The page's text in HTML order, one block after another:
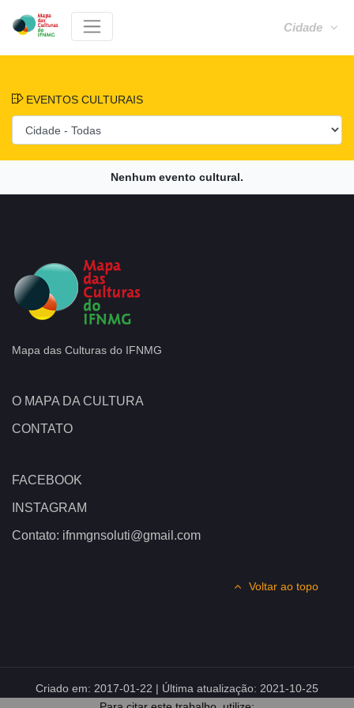
Cidade
EVENTOS CULTURAIS
Nenhum evento cultural.
Mapa das Culturas do IFNMG
O MAPA DA CULTURA
CONTATO
FACEBOOK
INSTAGRAM
Contato: ifnmgnsoluti@gmail.com
Voltar ao topo
Criado em: 2017-01-22 | Última atualização: 2021-10-25